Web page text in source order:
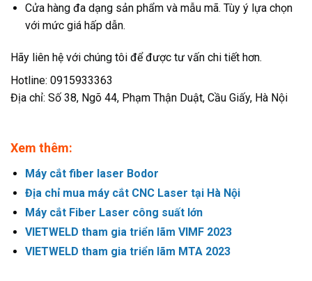
Cửa hàng đa dạng sản phẩm và mẫu mã. Tùy ý lựa chọn
với mức giá hấp dẫn.
Hãy liên hệ với chúng tôi để được tư vấn chi tiết hơn.
Hotline: 0915933363
Địa chỉ: Số 38, Ngõ 44, Phạm Thận Duật, Cầu Giấy, Hà Nội
Xem thêm:
Máy cắt fiber laser Bodor
Địa chỉ mua máy cắt CNC Laser tại Hà Nội
Máy cắt Fiber Laser công suất lớn
VIETWELD tham gia triển lãm VIMF 2023
VIETWELD tham gia triển lãm MTA 2023